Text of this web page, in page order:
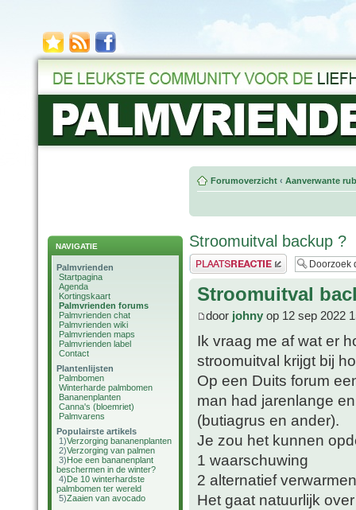
NAVIGATIE
Palmvrienden
Startpagina
Agenda
Kortingskaart
Palmvrienden forums
Palmvrienden chat
Palmvrienden wiki
Palmvrienden maps
Palmvrienden label
Contact
Plantenlijsten
Palmbomen
Winterharde palmbomen
Bananenplanten
Canna's (bloemriet)
Palmvarens
Populairste artikels
1)Verzorging bananenplanten
2)Verzorging van palmen
3)Hoe een bananenplant
beschermen in de winter?
4)De 10 winterhardste
palmbomen ter wereld
5)Zaaien van avocado
Forumoverzicht ‹ Aanverwante
Stroomuitval backup ?
Plaats een reactie
Stroomuitval
door johny op 12 sep 2022
Ik vraag me af wat er
stroomuitval krijgt bij
Op een Duits forum
man had jarenlange
(butiagrus en ander).
Je zou het kunnen
1 waarschuwing
2 alternatief verwarmen
Het gaat natuurlijk